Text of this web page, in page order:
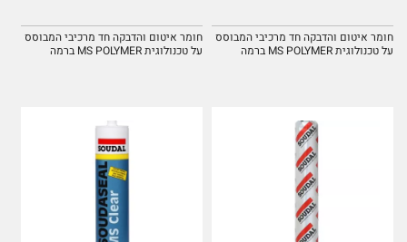
חומר איטום והדבקה חד מרכיבי המבוסס
על טכנולוגית MS POLYMER ברמה
חומר איטום והדבקה חד מרכיבי המבוסס
על טכנולוגית MS POLYMER ברמה